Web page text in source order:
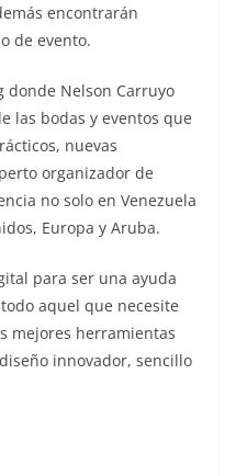
encontrarán
de evento.
Nelson Carruyo
las bodas y eventos que
nuevas
organizador de
no solo en Venezuela
Europa y Aruba.
para ser una ayuda
aquel que necesite
mejores herramientas
innovador, sencillo